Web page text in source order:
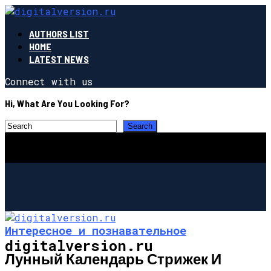
AUTHORS LIST
HOME
LATEST NEWS
Connect with us
Hi, What Are You Looking For?
digitalversion.ru
Интересное и познавательное
Лунный Календарь Стрижек И